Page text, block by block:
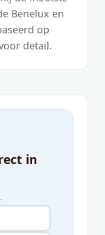
Benelux en
op
detail.
in